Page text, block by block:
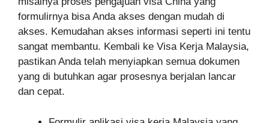
formulirnya bisa Anda akses dengan mudah di
akses. Kemudahan akses informasi seperti ini tentu
sangat membantu. Kembali ke Visa Kerja Malaysia,
pastikan Anda telah menyiapkan semua dokumen
yang di butuhkan agar prosesnya berjalan lancar
dan cepat.